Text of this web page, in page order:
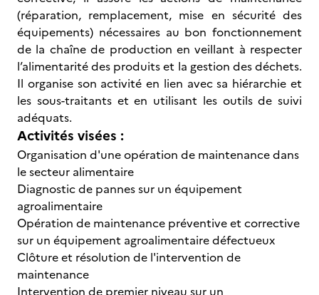
(réparation, remplacement, mise en sécurité des
équipements) nécessaires au bon fonctionnement
de la chaîne de production en veillant à respecter
l’alimentarité des produits et la gestion des déchets.
Il organise son activité en lien avec sa hiérarchie et
les sous-traitants et en utilisant les outils de suivi
adéquats.
Activités visées :
Organisation d'une opération de maintenance dans
le secteur alimentaire
Diagnostic de pannes sur un équipement
agroalimentaire
Opération de maintenance préventive et corrective
sur un équipement agroalimentaire défectueux
Clôture et résolution de l'intervention de
maintenance
Intervention de premier niveau sur un